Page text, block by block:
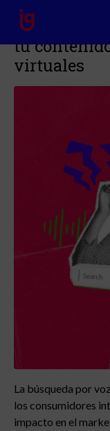
Búsqueda
tu
virtuales
La búsqueda por
los consumidores
impacto en el